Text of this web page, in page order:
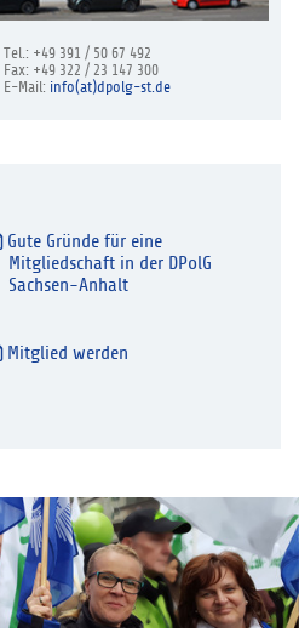
Tel.: +49 391 / 50 67 492
Fax: +49 322 / 23 147 300
E-Mail: info(at)dpolg-st.de
Gute Gründe für eine
Mitgliedschaft in der DPolG
Sachsen-Anhalt
Mitglied werden